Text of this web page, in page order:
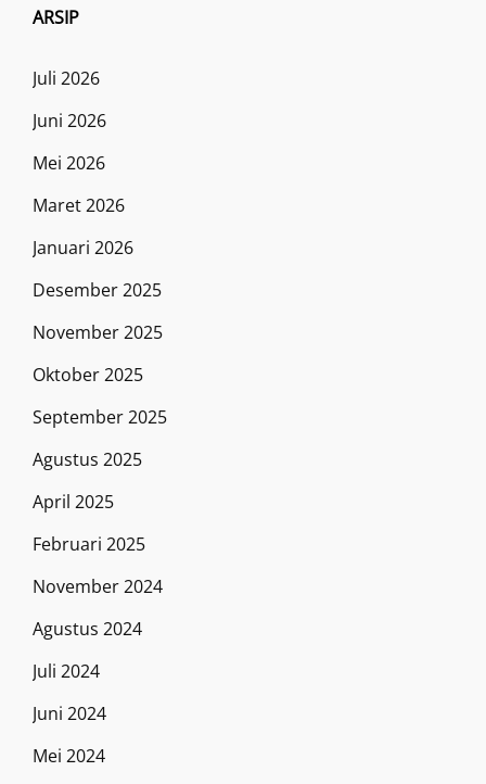
ARSIP
Juli 2026
Juni 2026
Mei 2026
Maret 2026
Januari 2026
Desember 2025
November 2025
Oktober 2025
September 2025
Agustus 2025
April 2025
Februari 2025
November 2024
Agustus 2024
Juli 2024
Juni 2024
Mei 2024